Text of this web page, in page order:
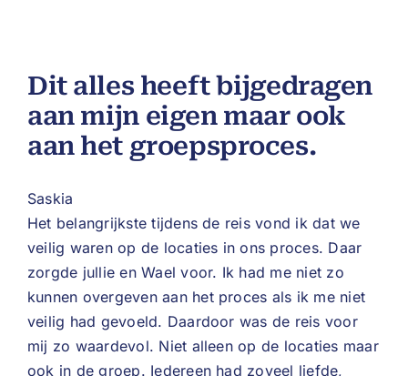
Dit alles heeft bijgedragen
aan mijn eigen maar ook
aan het groepsproces.
Saskia
Het belangrijkste tijdens de reis vond ik dat we
veilig waren op de locaties in ons proces. Daar
zorgde jullie en Wael voor. Ik had me niet zo
kunnen overgeven aan het proces als ik me niet
veilig had gevoeld. Daardoor was de reis voor
mij zo waardevol. Niet alleen op de locaties maar
ook in de groep. Iedereen had zoveel liefde,